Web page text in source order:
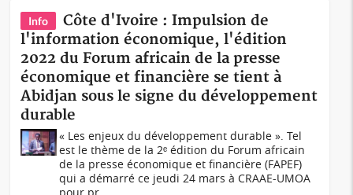
Info
Côte d'Ivoire : Impulsion de
l'information économique, l'édition
2022 du Forum africain de la presse
économique et financière se tient à
Abidjan sous le signe du développement
durable
« Les enjeux du développement durable ». Tel
est le thème de la 2ᵉ édition du Forum africain
de la presse économique et financière (FAPEF)
qui a démarré ce jeudi 24 mars à CRAAE-UMOA